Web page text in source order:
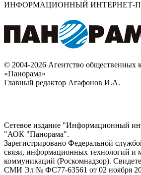
ИНФОРМАЦИОННЫЙ ИНТЕРНЕТ-
© 2004-2026 Агентство общественных
«Панорама»
Главный редактор Агафонов И.А.
Сетевое издание "Информационный
"АОК "Панорама".
Зарегистрировано Федеральной
связи, информационных технологий и
коммуникаций (Роскомнадзор).
СМИ Эл № ФС77-63561 от 02 ноября